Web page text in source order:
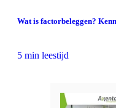
Wat is factorbeleggen?
5 min leestijd